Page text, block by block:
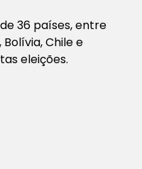
36 países, entre
Chile e
eleições.